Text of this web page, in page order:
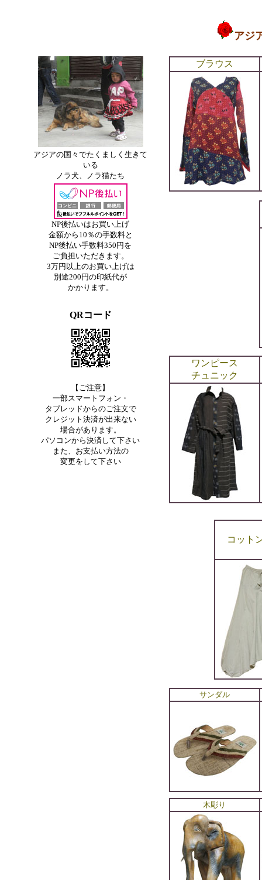
アジ
アジアの国々でたくましく生きて
いる
ノラ犬、ノラ猫たち
NP後払いはお買い上げ
金額から10％の手数料と
NP後払い手数料350円を
ご負担いただきます。
3万円以上のお買い上げは
別途200円の印紙代が
かかります。
QRコード
【ご注意】
一部スマートフォン・
タブレッドからのご注文で
クレジット決済が出来ない
場合があります。
パソコンから決済して下さい
また、お支払い方法の
変更をして下さい
ブラウス
ワンピース
チュニック
コット
サンダル
木彫り